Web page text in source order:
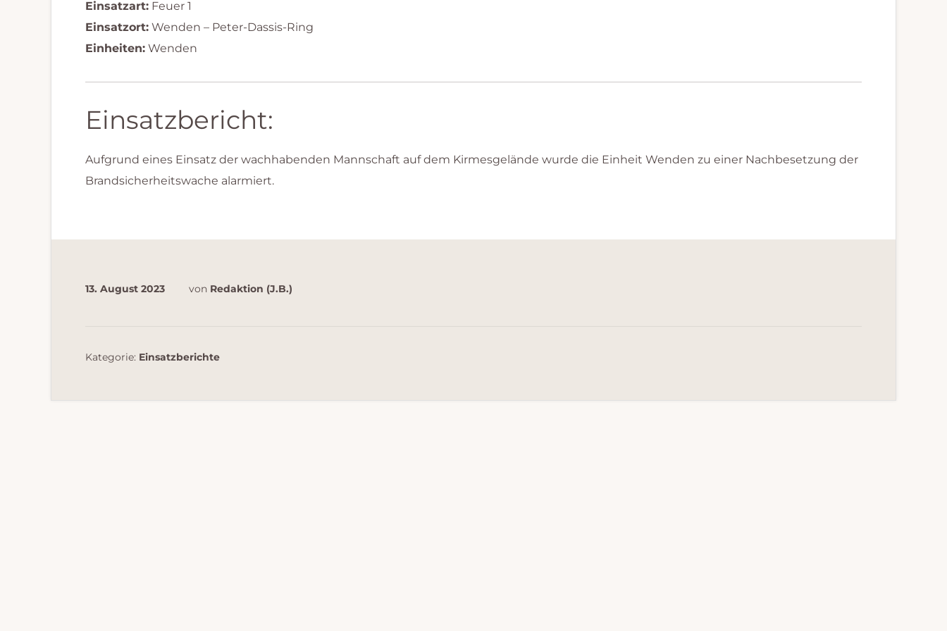
Einsatzart: Feuer 1
Einsatzort: Wenden – Peter-Dassis-Ring
Einheiten: Wenden
Einsatzbericht:
Aufgrund eines Einsatz der wachhabenden Mannschaft auf dem Kirmesgelände wurde die Einheit Wenden zu einer Nachbesetzung der
Brandsicherheitswache alarmiert.
13. August 2023 von Redaktion (J.B.)
Kategorie: Einsatzberichte